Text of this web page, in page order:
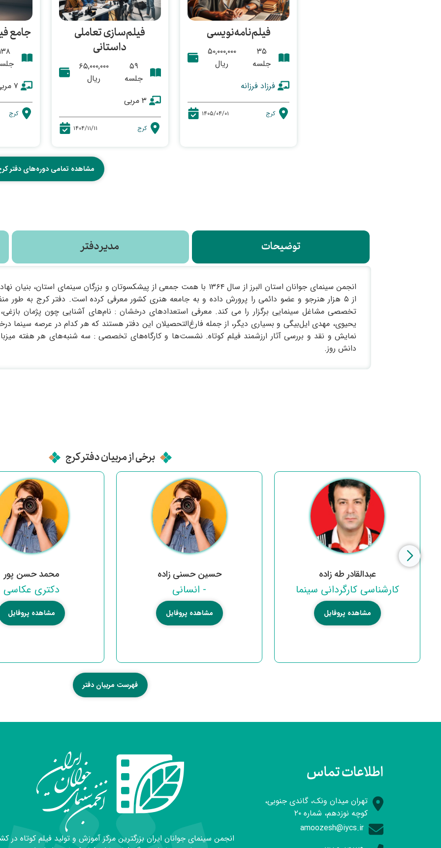
فیلم‌نامه‌نویسی
۳۵
جلسه
۵۰,۰۰۰,۰۰۰
ریال
فرزاد فرزانه
کرج ۱۴۰۵/۰۴/۰۱
فیلم‌سازی تعاملی
داستانی
۵۹
جلسه
۶۵,۰۰۰,۰۰۰
ریال
کرج ۱۴۰۴/۱۱/۱۱
جامع
کرج
مشاهده تمامی دوره‌های دفتر
توضیحات مدیر دفتر
انجمن سینمای جوانان استان البرز از سال ۱۳۶۴ با همت جمعی از پیشکسوتان و بزرگان
از ۵ هزار هنرجو و عضو دائمی را پرورش داده و به جامعه هنری کشور معرفی کرده است. دفتر کرج به
تخصصی مشاغل سینمایی برگزار را می کند. معرفی استعدادهای درخشان : نام‌های آشنایی چون پژمان
یحیوی، مهدی ایل‌بیگی و بسیاری دیگر، از جمله فارغ‌التحصیلان این دفتر هستند که هر کدام در عرصه سینما
نمایش و نقد و بررسی آثار ارزشمند فیلم کوتاه. نشست‌ها و کارگاه‌های تخصصی : سه شنبه‌های هر هفته
دانش روز.
برخی از مربیان دفتر کرج
عبدالقادر طه زاده
کارشناسی کارگردانی سینما
مشاهده پروفایل
حسین حسنی زاده
- انسانی
مشاهده پروفایل
محمد حسن پور
دکتری عکاسی
مشاهده پروفایل
فهرست مربیان دفتر
اطلاعات تماس
تهران میدان ونک، گاندی جنوبی،
کوچه نوزدهم، شماره ۲۰
amoozesh@iycs.ir
انجمن سینمای جوانان ایران بزرگترین مرکز آموزش و تولید فیلم کوتاه در